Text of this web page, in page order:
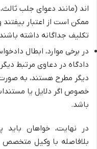
اند (مانند دعوای جلب
ممکن است از اعتبار
تکلیف جداگانه داشته
در برخی موارد، ابطال
دادگاه در دعاوی مرتبط
دیگر مطرح هستند، به صورت
خصوص اگر دلایل یا
باشد.
در نهایت، خواهان
بلافاصله با وکیل متخصص